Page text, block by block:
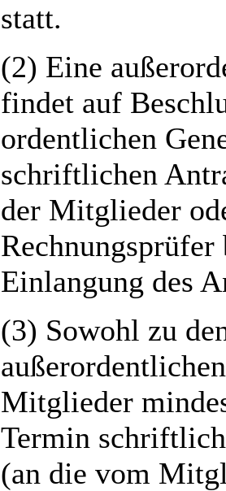
statt.
(2) Eine
findet auf
ordentlichen
schriftlichen
der Mitglieder
Einlangung des
(3) Sowohl zu
Mitglieder
Termin
(an die vom